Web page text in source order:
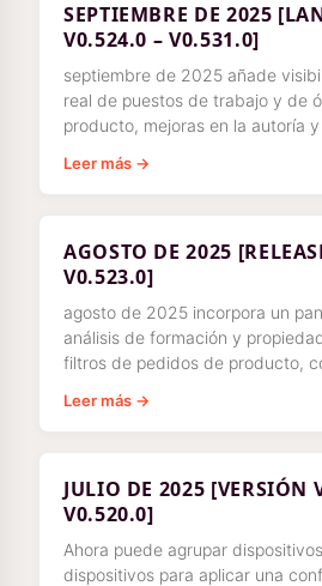
SEPTIEMBRE DE 2025
V0.524.0 – V0.531.0]
septiembre de 2025 añade
real de puestos de trabajo y de
producto, mejoras en la autoría
y mejoras de usabilidad en toda
Leer más →
AGOSTO DE 2025
V0.523.0]
agosto de 2025 incorpora un
análisis de formación y
filtros de pedidos de producto,
la validación de cuatro ojos.
Leer más →
JULIO DE 2025 [VERSIÓN
V0.520.0]
Ahora puede agrupar
dispositivos para aplicar una